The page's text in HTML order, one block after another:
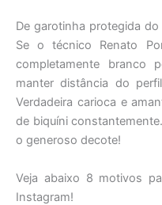
De garotinha protegida
Se o técnico Renato
completamente branco
manter distância do
Verdadeira carioca e
de biquíni
o generoso decote!
Veja abaixo 8 motivos
Instagram!